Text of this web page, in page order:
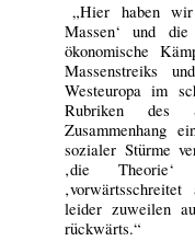
„Hier haben wir
Massen‘ und
ökonomische
Massenstreiks
Westeuropa im
Rubriken des
Zusammenhang
sozialer Stürme
‚die
leider zuweilen
rückwärts.“